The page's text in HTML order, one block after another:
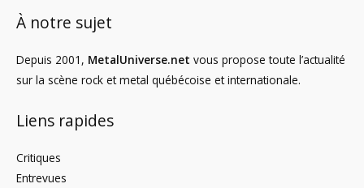
À notre sujet
Depuis 2001, MetalUniverse.net vous propose toute l’actualité
sur la scène rock et metal québécoise et internationale.
Liens rapides
Critiques
Entrevues